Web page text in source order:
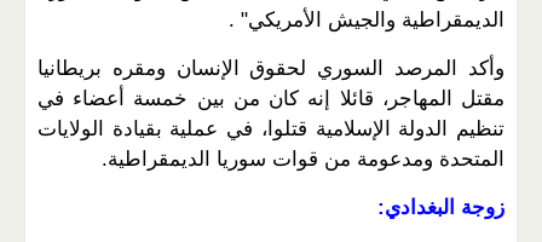
الديمقراطية والجيش الأمريكي" .
وأكد المرصد السوري لحقوق الإنسان ومقره بريطانيا
مقتل المهاجر، قائلا إنه كان من بين خمسة أعضاء في
تنظيم الدولة الإسلامية قتلوا، في عملية بقيادة الولايات
المتحدة ومدعومة من قوات سوريا الديمقراطية.
زوجة البغدادي: